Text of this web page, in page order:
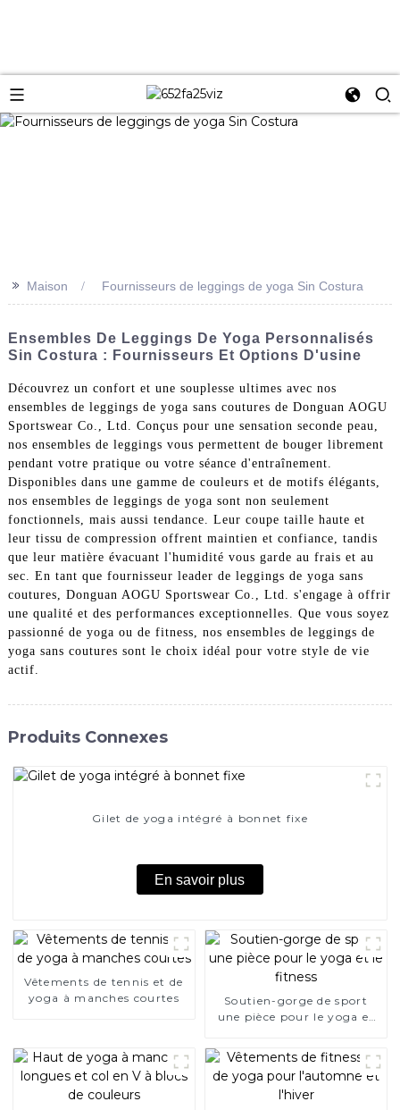
>> Maison Fournisseurs de leggings de yoga Sin Costura
Ensembles De Leggings De Yoga Personnalisés
Sin Costura : Fournisseurs Et Options D'usine
Découvrez un confort et une souplesse ultimes avec nos
ensembles de leggings de yoga sans coutures de Donguan AOGU
Sportswear Co., Ltd. Conçus pour une sensation seconde peau,
nos ensembles de leggings vous permettent de bouger librement
pendant votre pratique ou votre séance d'entraînement.
Disponibles dans une gamme de couleurs et de motifs élégants,
nos ensembles de leggings de yoga sont non seulement
fonctionnels, mais aussi tendance. Leur coupe taille haute et
leur tissu de compression offrent maintien et confiance, tandis
que leur matière évacuant l'humidité vous garde au frais et au
sec. En tant que fournisseur leader de leggings de yoga sans
coutures, Donguan AOGU Sportswear Co., Ltd. s'engage à offrir
une qualité et des performances exceptionnelles. Que vous soyez
passionné de yoga ou de fitness, nos ensembles de leggings de
yoga sans coutures sont le choix idéal pour votre style de vie
actif.
Produits Connexes
Gilet de yoga intégré à bonnet fixe
En savoir plus
Vêtements de tennis et de
yoga à manches courtes
Soutien-gorge de sport
une pièce pour le yoga et